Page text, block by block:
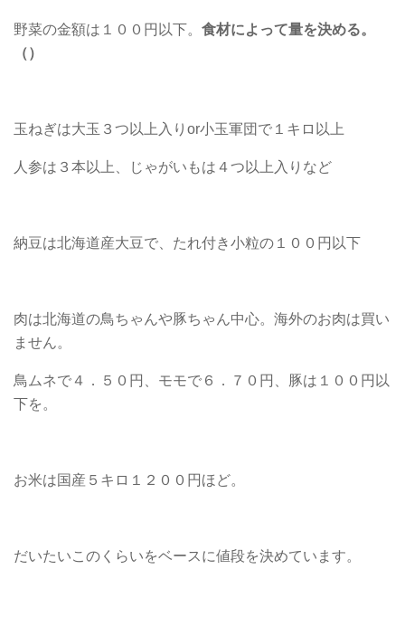
野菜の金額は１００円以下。 食材によって量を決める。
（）
玉ねぎは大玉３つ以上入りor小玉軍団で１キロ以上
人参は３本以上、じゃがいもは４つ以上入りなど
納豆は北海道産大豆で、たれ付き小粒の１００円以下
肉は北海道の鳥ちゃんや豚ちゃん中心。海外のお肉は買い
ません。
鳥ムネで４．５０円、モモで６．７０円、豚は１００円以
下を。
お米は国産５キロ１２００円ほど。
だいたいこのくらいをベースに値段を決めています。